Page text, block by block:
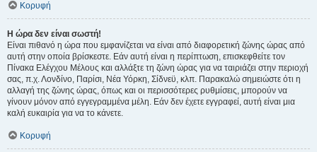
Κορυφή
Η ώρα δεν είναι σωστή!
Είναι πιθανό η ώρα που εμφανίζεται να είναι από διαφορετική ζώνης ώρας από
αυτή στην οποία βρίσκεστε. Εάν αυτή είναι η περίπτωση, επισκεφθείτε τον
Πίνακα Ελέγχου Μέλους και αλλάξτε τη ζώνη ώρας για να ταιριάζει στην περιοχή
σας, π.χ. Λονδίνο, Παρίσι, Νέα Υόρκη, Σίδνεϋ, κλπ. Παρακαλώ σημειώστε ότι η
αλλαγή της ζώνης ώρας, όπως και οι περισσότερες ρυθμίσεις, μπορούν να
γίνουν μόνον από εγγεγραμμένα μέλη. Εάν δεν έχετε εγγραφεί, αυτή είναι μια
καλή ευκαιρία για να το κάνετε.
Κορυφή